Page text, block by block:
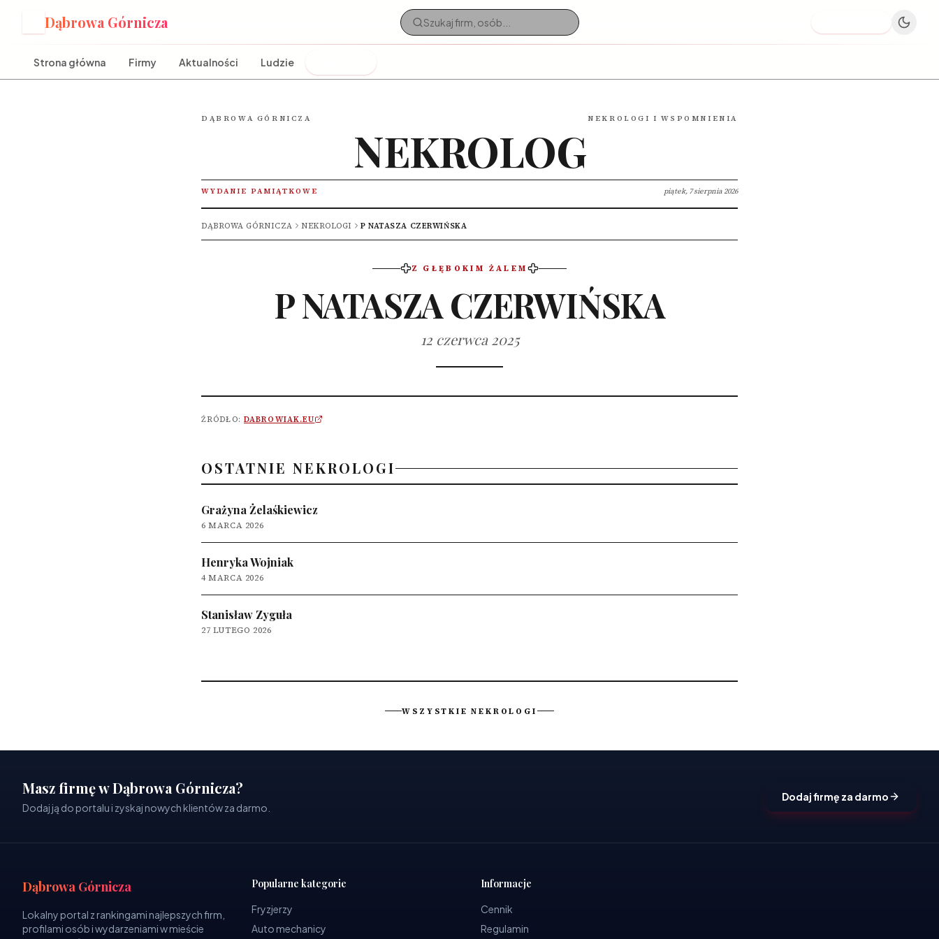
Dąbrowa Górnicza
Strona główna Firmy Aktualności Ludzie
DĄBROWA GÓRNICZA NEKROLOGI I WSPOMNIENIA
NEKROLOG
WYDANIE PAMIĄTKOWE piątek, 7 sierpnia 2026
DĄBROWA GÓRNICZA NEKROLOGI P NATASZA CZERWIŃSKA
Z GŁĘBOKIM ŻALEM
P NATASZA CZERWIŃSKA
12 czerwca 2025
ŹRÓDŁO: DABROWIAK.EU
OSTATNIE NEKROLOGI
Grażyna Żelaśkiewicz
6 MARCA 2026
Henryka Wojniak
4 MARCA 2026
Stanisław Zyguła
27 LUTEGO 2026
WSZYSTKIE NEKROLOGI
Masz firmę w Dąbrowa Górnicza?
Dodaj ją do portalu i zyskaj nowych klientów za darmo.
Dodaj firmę za darmo
Dąbrowa Górnicza
Lokalny portal z rankingami najlepszych firm,
profilami osób i wydarzeniami w mieście
Popularne kategorie
Fryzjerzy
Auto mechanicy
Informacje
Cennik
Regulamin